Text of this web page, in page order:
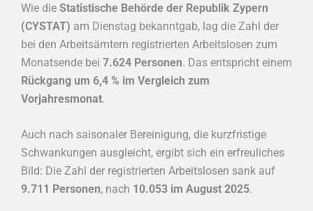
Wie die Statistische Behörde der Republik Zypern
(CYSTAT) am Dienstag bekanntgab, lag die Zahl der
bei den Arbeitsämtern registrierten Arbeitslosen zum
Monatsende bei 7.624 Personen. Das entspricht einem
Rückgang um 6,4 % im Vergleich zum
Vorjahresmonat.
Auch nach saisonaler Bereinigung, die kurzfristige
Schwankungen ausgleicht, ergibt sich ein erfreuliches
Bild: Die Zahl der registrierten Arbeitslosen sank auf
9.711 Personen, nach 10.053 im August 2025.